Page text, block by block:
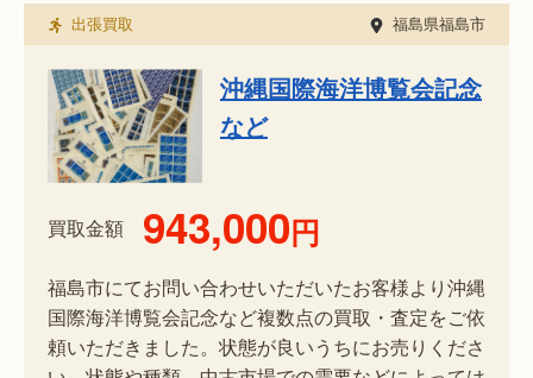
出張買取 福島県福島市
沖縄国際海洋博覧会記念
など
買取金額 943,000円
福島市にてお問い合わせいただいたお客様より沖縄
国際海洋博覧会記念など複数点の買取・査定をご依
頼いただきました。状態が良いうちにお売りくださ